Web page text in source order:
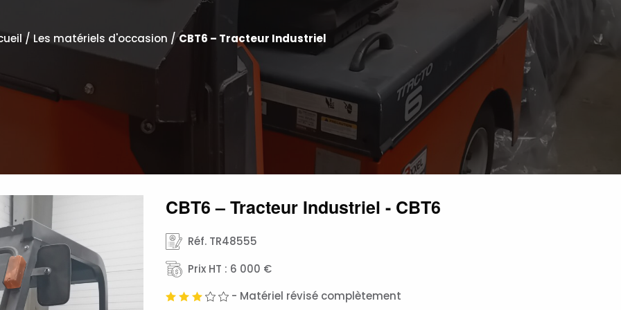
/ Les matériels d'occasion /CBT6 – Tracteur Industriel
CBT6 – Tracteur Industriel - CBT6
Réf. TR48555
Prix HT : 6 000 €
- Matériel révisé complètement